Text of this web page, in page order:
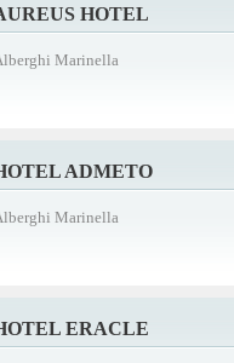
HOTEL
Marinella
ADMETO
Marinella
ERACLE